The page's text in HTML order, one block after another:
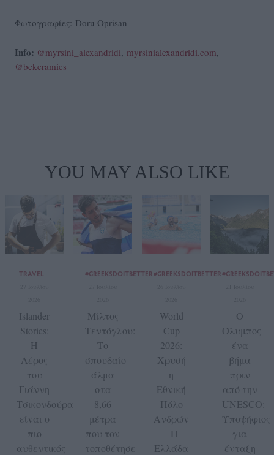
Φωτογραφίες: Doru Oprisan
Info: @myrsini_alexandridi myrsinialexandridi.com
@bckeramics
YOU MAY ALSO LIKE
TRAVEL
Islander
Stories:
Η
Λέρος
του
Γιάννη
Τσικονδούρα
είναι ο
πιο
αυθεντικός
#GREEKSDOITBETTER
Μίλτος
Τεντόγλου:
Το
σπουδαίο
άλμα
στα
8,66
μέτρα
που τον
τοποθέτησε
#GREEKSDOITBETTER
World
Cup
2026:
Χρυσή
η
Εθνική
Πόλο
Ανδρών
- Η
Ελλάδα
Ο
Όλυμπος
ένα
βήμα
πριν
από την
UNESCO:
Υποψήφιος
για
ένταξη